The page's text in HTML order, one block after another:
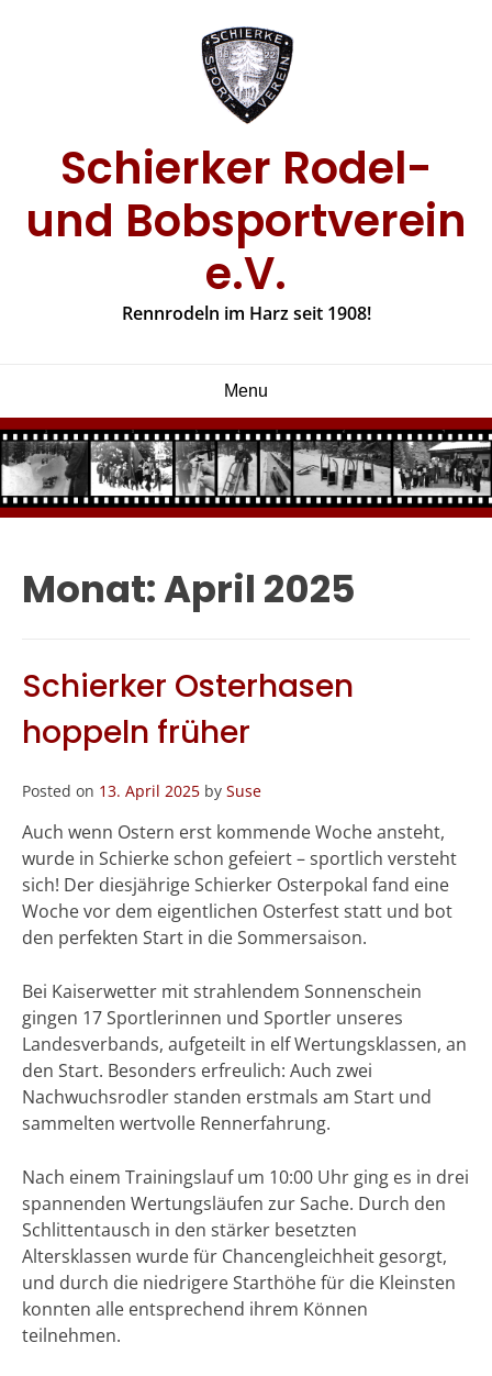
Schierker Rodel-
und Bobsportverein
e.V.
Rennrodeln im Harz seit 1908!
Menu
Monat:April 2025
Schierker Osterhasen
hoppeln früher
Posted on 13. April 2025 by Suse
Auch wenn Ostern erst kommende Woche ansteht,
wurde in Schierke schon gefeiert – sportlich versteht
sich! Der diesjährige Schierker Osterpokal fand eine
Woche vor dem eigentlichen Osterfest statt und bot
den perfekten Start in die Sommersaison.
Bei Kaiserwetter mit strahlendem Sonnenschein
gingen 17 Sportlerinnen und Sportler unseres
Landesverbands, aufgeteilt in elf Wertungsklassen, an
den Start. Besonders erfreulich: Auch zwei
Nachwuchsrodler standen erstmals am Start und
sammelten wertvolle Rennerfahrung.
Nach einem Trainingslauf um 10:00 Uhr ging es in drei
spannenden Wertungsläufen zur Sache. Durch den
Schlittentausch in den stärker besetzten
Altersklassen wurde für Chancengleichheit gesorgt,
und durch die niedrigere Starthöhe für die Kleinsten
konnten alle entsprechend ihrem Können
teilnehmen.